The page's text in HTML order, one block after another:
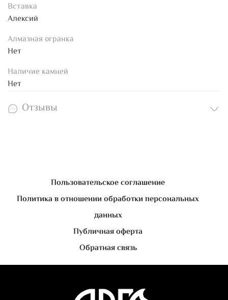
Вставка
Алексий
Алмазная огранка
Нет
Наличие камней
Нет
Отзывы
Пользовательское соглашение
Политика в отношении обработки персональных
данных
Публичная оферта
Обратная связь